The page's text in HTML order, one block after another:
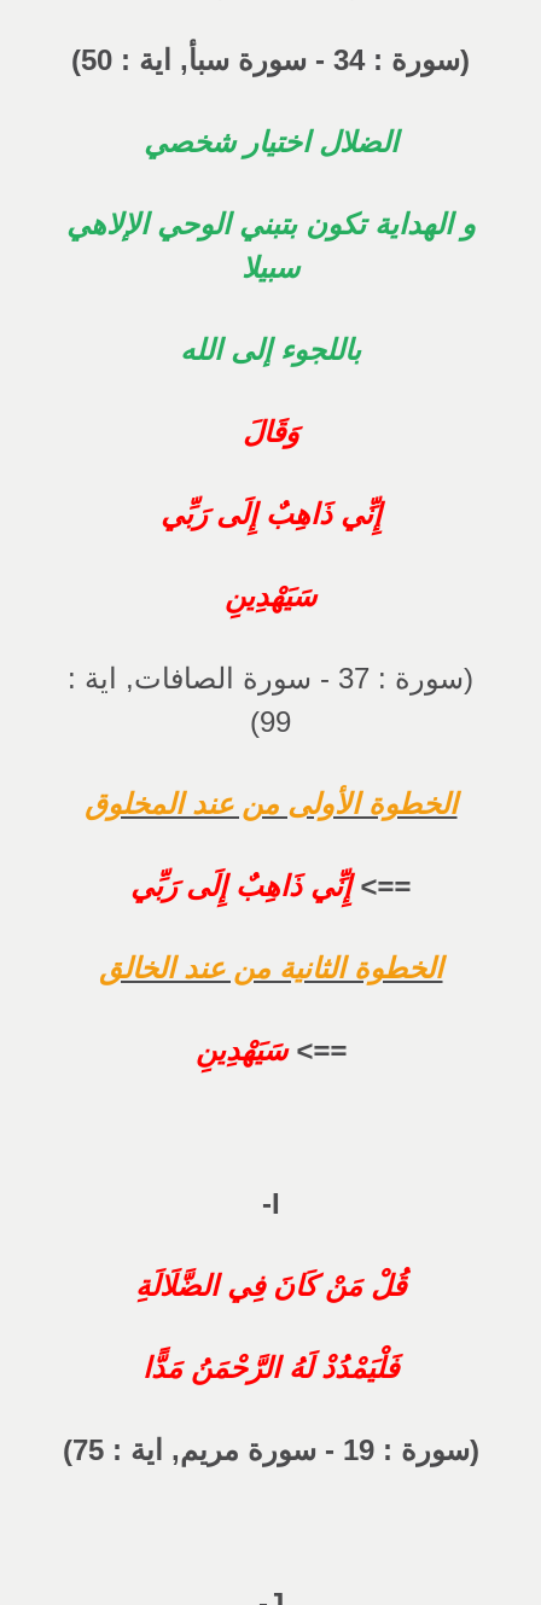
(سورة : 34 - سورة سبأ, اية : 50)
الضلال اختيار شخصي
و الهداية تكون بتبني الوحي الإلاهي
سبيلا
باللجوء إلى الله
وَقَالَ
إِنِّي ذَاهِبٌ إِلَى رَبِّي
سَيَهْدِينِ
(سورة : 37 - سورة الصافات, اية :
99)
الخطوة الأولى من عند المخلوق
==>إِنِّي ذَاهِبٌ إِلَى رَبِّي
الخطوة الثانية من عند الخالق
==>سَيَهْدِينِ
قُلْ مَنْ كَانَ فِي الضَّلَالَةِ
فَلْيَمْدُدْ لَهُ الرَّحْمَنُ مَدًّا
(سورة : 19 - سورة مريم, اية : 75)